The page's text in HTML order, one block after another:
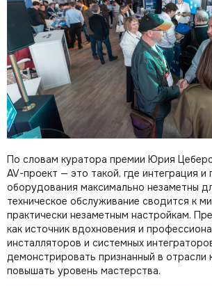
По словам куратора премии Юрия
AV-проект — это такой, где интеграция и
оборудования максимально незаметны
техническое обслуживание сводится к
практически незаметным настройкам.
как источник вдохновения и
инсталляторов и системных
демонстрировать признанный в отрасли
повышать уровень мастерства.